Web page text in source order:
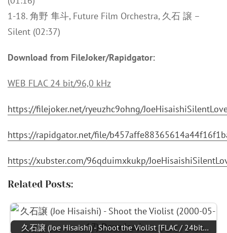
1-18. 角野 隼斗, Future Film Orchestra, 久石 譲 –
Silent (02:37)
Download from FileJoker/Rapidgator:
WEB FLAC 24 bit/96,0 kHz
https://filejoker.net/ryeuzhc9ohng/
https://rapidgator.net/file/
https://xubster.com/96qduimxkukp/
Related Posts:
久石譲 (Joe Hisaishi) - Shoot the Violist [FLAC / 24bit…